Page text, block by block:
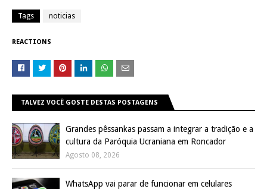
Tags noticias
REACTIONS
TALVEZ VOCÊ GOSTE DESTAS POSTAGENS
Grandes pêssankas passam a integrar a tradição e a
cultura da Paróquia Ucraniana em Roncador
Agosto 08, 2026
WhatsApp vai parar de funcionar em celulares